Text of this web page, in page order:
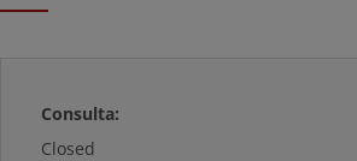
Consulta:
Closed